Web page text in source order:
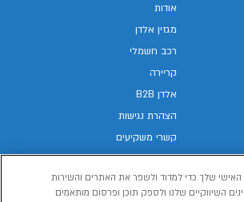
אודות
מגזין אלדן
רכב חשמלי
קריירה
אלדן B2B
הצהרת נגישות
קשרי משקיעים
מפת האתר
מדיניות פרטיות
שלך כדי למדוד ולשפר את האתרים והשירות
השיווקיים שלנו ולספק תוכן ופרסום מותאמים